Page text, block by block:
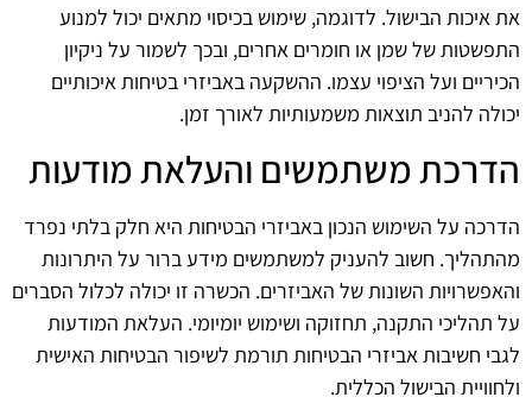
את איכות הבישול. לדוגמה, שימוש בכיסוי מתאים יכול למנוע
התפשטות של שמן או חומרים אחרים, ובכך לשמור על ניקיון
הכיריים ועל הציפוי עצמו. ההשקעה באביזרי בטיחות איכותיים
יכולה להניב תוצאות משמעותיות לאורך זמן.
הדרכת משתמשים והעלאת מודעות
הדרכה על השימוש הנכון באביזרי הבטיחות היא חלק בלתי נפרד
מהתהליך. חשוב להעניק למשתמשים מידע ברור על היתרונות
והאפשרויות השונות של האביזרים. הכשרה זו יכולה לכלול הסברים
על תהליכי התקנה, תחזוקה ושימוש יומיומי. העלאת המודעות
לגבי חשיבות אביזרי הבטיחות תורמת לשיפור הבטיחות האישית
ולחוויית הבישול הכללית.